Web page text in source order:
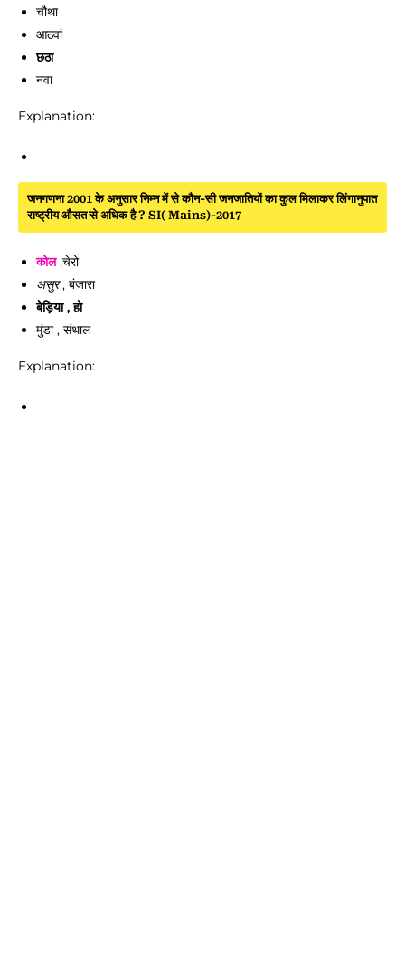
चौथा
आठवां
छठा
नवा
Explanation:
जनगणना 2001 के अनुसार निम्न में से कौन-सी जनजातियों का कुल मिलाकर लिंगानुपात
राष्ट्रीय औसत से अधिक है ? SI( Mains)-2017
कोल,चेरो
असुर, बंजारा
बेड़िया , हो
मुंडा , संथाल
Explanation: